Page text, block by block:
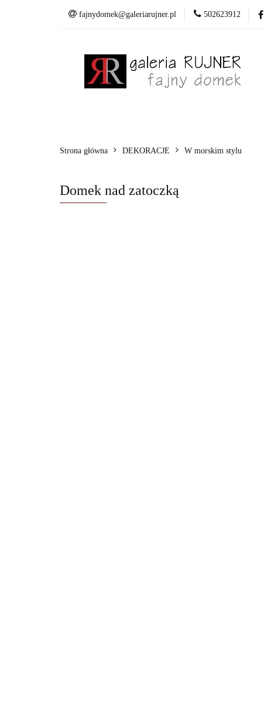
fajnydomek@galeriarujner.pl 502623912
Domki Wieszaki
Pracownia
Strona główna DEKORACJE W morskim stylu
Domek nad zatoczką